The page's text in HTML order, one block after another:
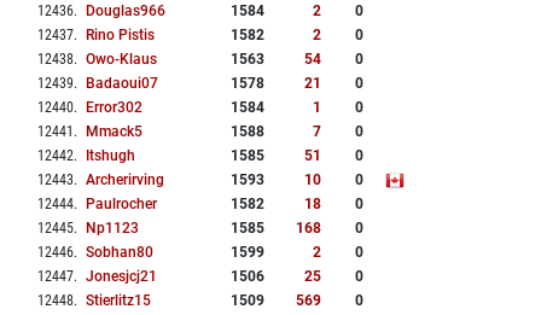
12436. Douglas966 1584 2
0
12437. Rino Pistis 1582 2
0
12438. Owo-Klaus 1563 54
0
12439. Badaoui07 1578 21
0
12440. Error302 1584 1
0
12441 . Mmack5 1588 7
0
12442. Itshugh 1585 51
0
12443. Archerirving 1593 10
0
12444. Paulrocher 1582 18
0
12445. Np1123 1585 168
0
12446. Sobhan80 1599 2
0
12447. Jonesjcj21 1506 25
0
12448. Stierlitz15 1509 569
0